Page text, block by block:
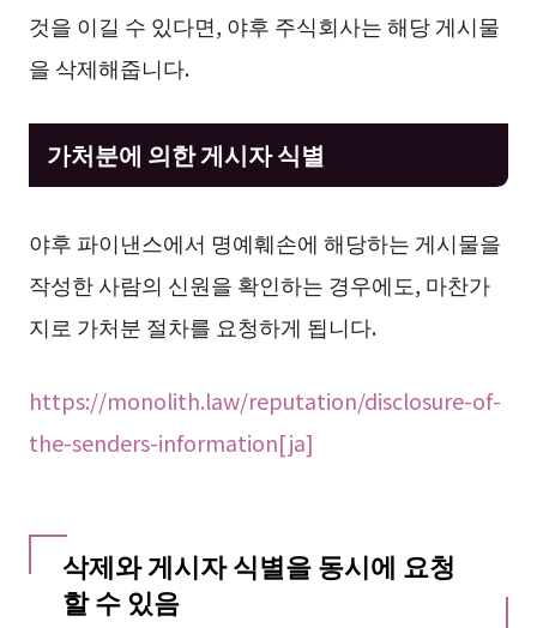
것을 이길 수 있다면, 야후 주식회사는 해당 게시물
을 삭제해줍니다.
가처분에 의한 게시자 식별
야후 파이낸스에서 명예훼손에 해당하는 게시물을
작성한 사람의 신원을 확인하는 경우에도, 마찬가
지로 가처분 절차를 요청하게 됩니다.
https://monolith.law/reputation/disclosure-of-
the-senders-information[ja]
삭제와 게시자 식별을 동시에 요청
할 수 있음